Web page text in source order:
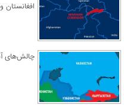
افغانستان
چالش‌های